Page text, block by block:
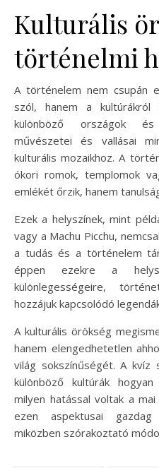
Kulturális
történelmi
A történelem nem csupán
szól, hanem a
különböző országok és
művészetei és vallásai
kulturális mozaikhoz. A
ókori romok, templomok
emlékét őrzik, hanem
Ezek a helyszínek, mint
vagy a Machu Picchu,
a tudás és a történelem
éppen ezekre a
különlegességeire,
hozzájuk kapcsolódó
A kulturális örökség
hanem elengedhetetlen
világ sokszínűségét. A kvíz
különböző kultúrák
milyen hatással voltak a
ezen aspektusai gazdag
miközben szórakoztató